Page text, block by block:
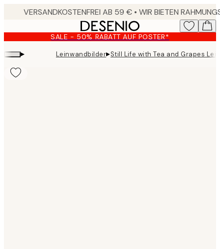
content.
SALE - 50% RABATT AUF POSTER*
▸ Leinwandbilder▸Still Life with Tea and Grapes